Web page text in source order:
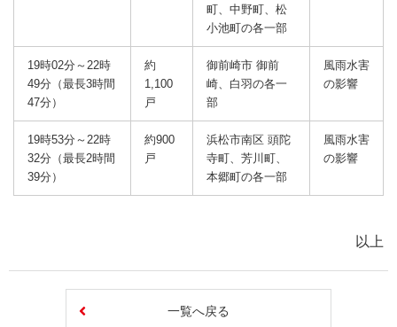
町、中野町、松
小池町の各一部
19時02分～22時
49分（最長3時間
47分）
約
1,100
戸
御前崎市 御前
崎、白羽の各一
部
風雨水害
の影響
19時53分～22時
32分（最長2時間
39分）
約900
戸
浜松市南区 頭陀
寺町、芳川町、
本郷町の各一部
風雨水害
の影響
以上
一覧へ戻る